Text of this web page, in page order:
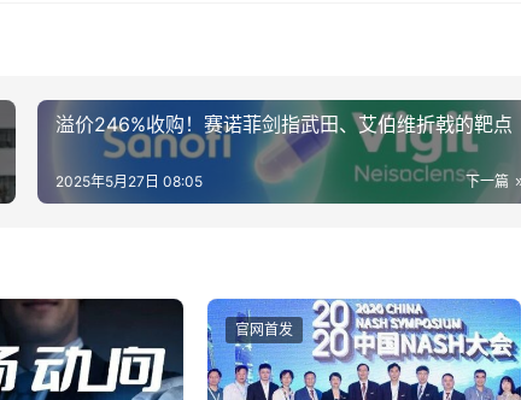
溢价246%收购！赛诺菲剑指武田、艾伯维折戟的靶点
下一篇
2025年5月27日 08:05
官网首发